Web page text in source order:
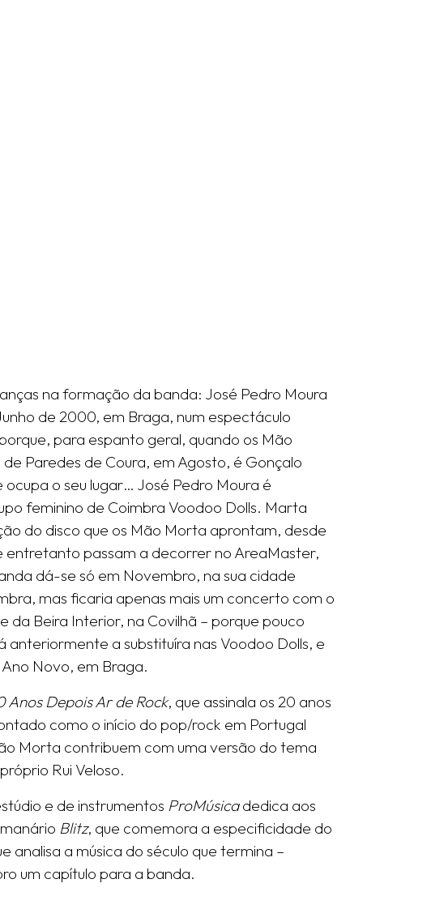
na formação da banda: José Pedro Moura
de 2000, em Braga, num espectáculo
para espanto geral, quando os Mão
Paredes de Coura, em Agosto, é Gonçalo
o seu lugar… José Pedro Moura é
feminino de Coimbra Voodoo Dolls. Marta
do disco que os Mão Morta aprontam, desde
entretanto passam a decorrer no AreaMaster,
dá-se só em Novembro, na sua cidade
mas ficaria apenas mais um concerto com o
da Beira Interior, na Covilhã – porque pouco
a substituíra nas Voodoo Dolls, e
Novo, em Braga.
Anos Depois Ar de Rock, que assinala os 20 anos
como o início do pop/rock em Portugal
Morta contribuem com uma versão do tema
Rui Veloso.
e de instrumentos ProMúsicadedica aos
Blitz, que comemora a especificidade do
a música do século que termina –
um capítulo para a banda.